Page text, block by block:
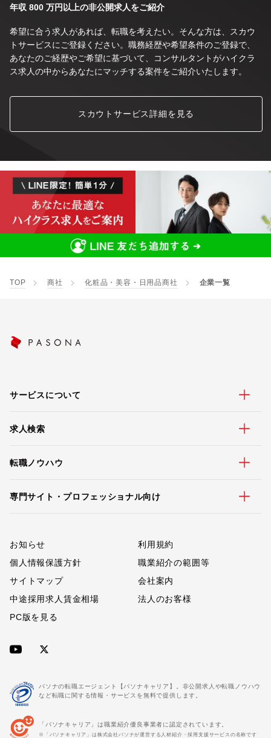
年収 800 万円以上の非公開求人をご紹介
希望に合う求人があれば、転職を考えたい。そんな方は、スカウ
トサービスにご登録ください。職務経歴や希望条件のご登録で、
あなたのご経歴やご希望に基づいて、コンサルタントがハイクラ
ス求人の中からあなたにマッチする案件をご紹介いたします。
スカウトサービス詳細を見る
TOP 商社 化粧品・美容・日用品商社 企業一覧
サービスについて
求人検索
転職ノウハウ
専門サイト・プロフェッショナル向け
お知らせ
利用規約
個人情報保護方針
職業紹介の範囲等
サイトマップ
会社案内
中途採用求人賃金相場
法人のお客様
PC版を見る
パソナの転職エージェント【パソナキャリア】。非公開求人や転職ノウハウ
など転職に関する情報・サービスを無料で提供します。
「パソナキャリア」は職業紹介優良事業者に認定されています。
※「パソナキャリア」は株式会社パソナが運営する人材紹介・採用支援サービスの名称です